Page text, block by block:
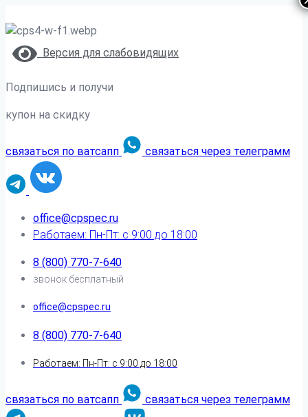
Версия для слабовидящих
Подпишись и получи
купон на скидку
связаться по ватсапп связаться через телеграмм
office@cpspec.ru
Работаем: Пн-Пт: с 9:00 до 18:00
8 (800) 770-7-640
звонок бесплатный
office@cpspec.ru
8 (800) 770-7-640
Работаем: Пн-Пт: с 9:00 до 18:00
связаться по ватсапп
связаться через телеграмм